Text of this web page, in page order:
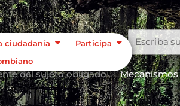
ciudadanía
Participa
del sujeto obligado 9